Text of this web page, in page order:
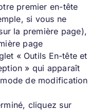
premier en-tête
si vous ne
la première page),
page
« Outils En-tête et
» qui apparaît
de modification
cliquez sur